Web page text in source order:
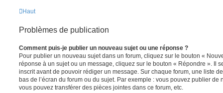
Haut
Problèmes de publication
Comment puis-je publier un nouveau sujet ou une réponse ?
Pour publier un nouveau sujet dans un forum, cliquez sur le bouton «
réponse à un sujet ou un message, cliquez sur le bouton « Répondre ». Il
inscrit avant de pouvoir rédiger un message. Sur chaque forum, une liste
bas de l’écran du forum ou du sujet. Par exemple : vous pouvez publier de
vous pouvez transférer des pièces jointes dans ce forum, etc.